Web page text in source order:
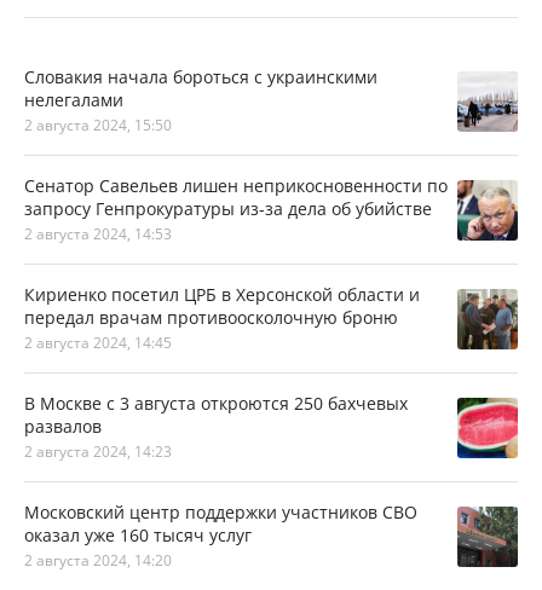
Словакия начала бороться с украинскими
нелегалами
2 августа 2024, 15:50
Сенатор Савельев лишен неприкосновенности по
запросу Генпрокуратуры из-за дела об убийстве
2 августа 2024, 14:53
Кириенко посетил ЦРБ в Херсонской области и
передал врачам противоосколочную броню
2 августа 2024, 14:45
В Москве с 3 августа откроются 250 бахчевых
развалов
2 августа 2024, 14:23
Московский центр поддержки участников СВО
оказал уже 160 тысяч услуг
2 августа 2024, 14:20